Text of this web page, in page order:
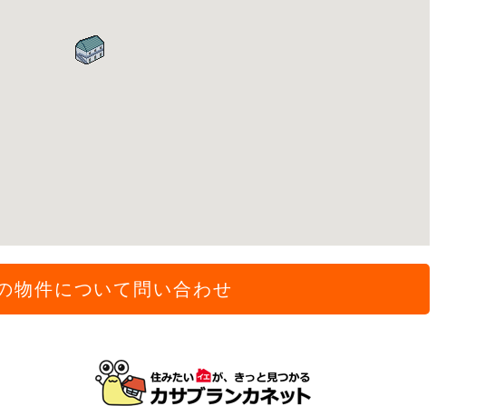
物件について問い合わせ